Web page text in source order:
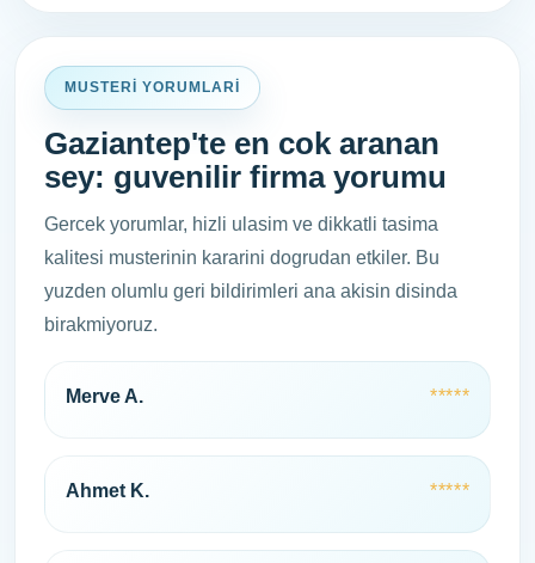
MUSTERI YORUMLARI
Gaziantep'te en cok aranan
sey: guvenilir firma yorumu
Gercek yorumlar, hizli ulasim ve dikkatli tasima
kalitesi musterinin kararini dogrudan etkiler. Bu
yuzden olumlu geri bildirimleri ana akisin disinda
birakmiyoruz.
Merve A. *****
Ahmet K. *****